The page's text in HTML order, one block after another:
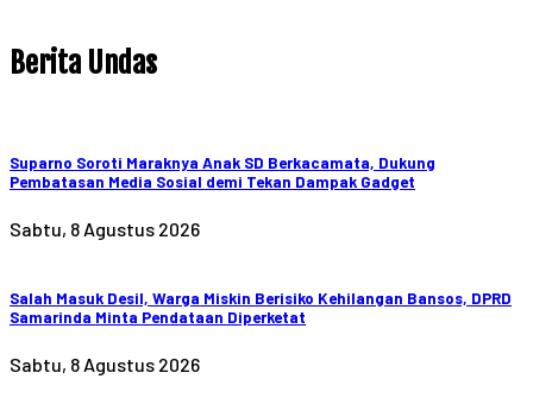
Berita Undas
Suparno Soroti Maraknya Anak SD Berkacamata, Dukung
Pembatasan Media Sosial demi Tekan Dampak Gadget
Sabtu, 8 Agustus 2026
Salah Masuk Desil, Warga Miskin Berisiko Kehilangan Bansos, DPRD
Samarinda Minta Pendataan Diperketat
Sabtu, 8 Agustus 2026